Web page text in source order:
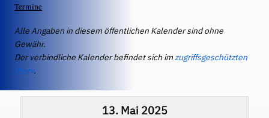
Termine
Alle Angaben in diesem öffentlichen Kalender sind ohne
Gewähr.
Der verbindliche Kalender befindet sich imzugriffsgeschützten
IServ.
13. Mai 2025